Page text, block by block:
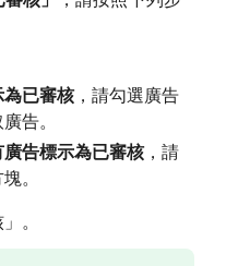
已審核，請勾選廣告
告。
告標示為已審核，請
。
。